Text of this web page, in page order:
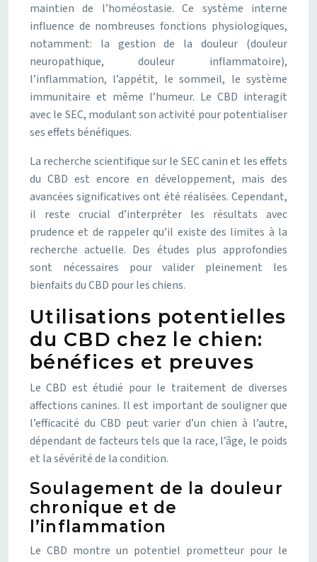
maintien de l’homéostasie. Ce système interne
influence de nombreuses fonctions physiologiques,
notamment: la gestion de la douleur (douleur
neuropathique, douleur inflammatoire),
l’inflammation, l’appétit, le sommeil, le système
immunitaire et même l’humeur. Le CBD interagit
avec le SEC, modulant son activité pour potentialiser
ses effets bénéfiques.
La recherche scientifique sur le SEC canin et les effets
du CBD est encore en développement, mais des
avancées significatives ont été réalisées. Cependant,
il reste crucial d’interpréter les résultats avec
prudence et de rappeler qu’il existe des limites à la
recherche actuelle. Des études plus approfondies
sont nécessaires pour valider pleinement les
bienfaits du CBD pour les chiens.
Utilisations potentielles
du CBD chez le chien:
bénéfices et preuves
Le CBD est étudié pour le traitement de diverses
affections canines. Il est important de souligner que
l’efficacité du CBD peut varier d’un chien à l’autre,
dépendant de facteurs tels que la race, l’âge, le poids
et la sévérité de la condition.
Soulagement de la douleur
chronique et de
l’inflammation
Le CBD montre un potentiel prometteur pour le